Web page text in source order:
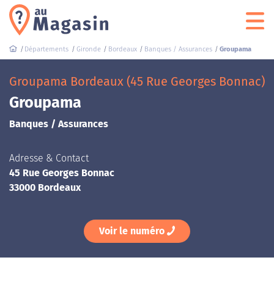
Départements Gironde Bordeaux Banques / Assurances Groupama
Groupama Bordeaux (45 Rue Georges Bonnac)
Groupama
Banques / Assurances
Adresse & Contact
45 Rue Georges Bonnac
33000 Bordeaux
Voir le numéro